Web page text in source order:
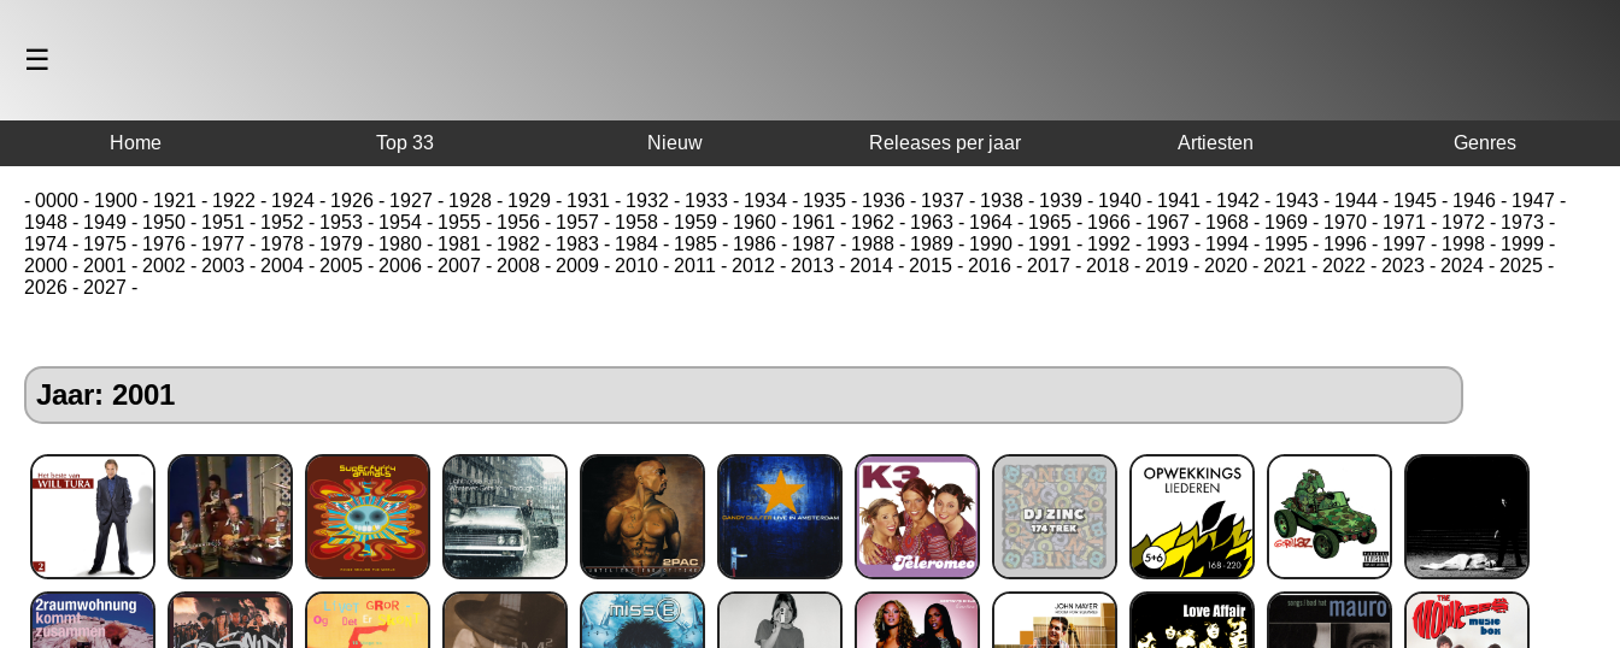
☰
Home Top 33 Nieuw Releases per jaar Artiesten Genres
- 0000 - 1900 - 1921 - 1922 - 1924 - 1926 - 1927 - 1928 - 1929 - 1931 - 1932 - 1933 - 1934 - 1935 - 1936 - 1937 - 1938 - 1939 - 1940 - 1941 - 1942 - 1943 - 1944 - 1945 - 1946 - 1947 -
1948 - 1949 - 1950 - 1951 - 1952 - 1953 - 1954 - 1955 - 1956 - 1957 - 1958 - 1959 - 1960 - 1961 - 1962 - 1963 - 1964 - 1965 - 1966 - 1967 - 1968 - 1969 - 1970 - 1971 - 1972 - 1973 -
1974 - 1975 - 1976 - 1977 - 1978 - 1979 - 1980 - 1981 - 1982 - 1983 - 1984 - 1985 - 1986 - 1987 - 1988 - 1989 - 1990 - 1991 - 1992 - 1993 - 1994 - 1995 - 1996 - 1997 - 1998 - 1999 -
2000 - 2001 - 2002 - 2003 - 2004 - 2005 - 2006 - 2007 - 2008 - 2009 - 2010 - 2011 - 2012 - 2013 - 2014 - 2015 - 2016 - 2017 - 2018 - 2019 - 2020 - 2021 - 2022 - 2023 - 2024 - 2025 -
2026 - 2027 -
Jaar: 2001